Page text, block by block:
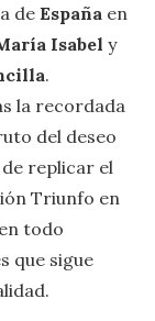
de España en
Isabel y
.
la recordada
del deseo
de replicar el
Triunfo en
todo
que sigue